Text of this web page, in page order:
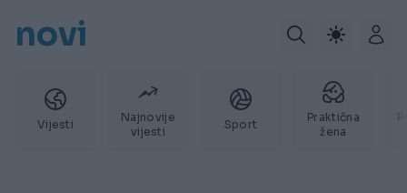
novi
Vijesti
Najnovije
vijesti
Sport
Praktična
žena